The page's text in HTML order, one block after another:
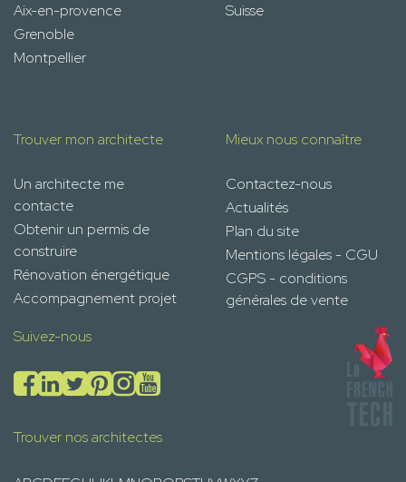
Aix-en-provence
Grenoble
Montpellier
Suisse
Trouver mon architecte
Un architecte me
contacte
Obtenir un permis de
construire
Rénovation énergétique
Accompagnement projet
Mieux nous connaître
Contactez-nous
Actualités
Plan du site
Mentions légales - CGU
CGPS - conditions
générales de vente
Suivez-nous
Trouver nos architectes